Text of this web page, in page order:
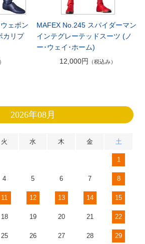
ェポン
カリプ
MAFEX No.245 スパイダーマン
インテグレーテッドスーツ (ノ
ー･ウェイ･ホーム)
12,000円
（税込み）
2026年08月
火 水 木 金 土
1
4 5 6 7 8
11 12 13 14 15
18 19 20 21 22
25 26 27 28 29